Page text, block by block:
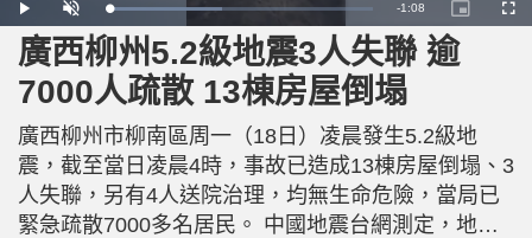
P
l
a
y
U
n
m
u
t
L
o
d
e
d
:
4
3
1
7
%
R
e
m
n
i
-1:08
P
i
-
P
c
u
r
e
F
u
廣西柳州5.2級地震3人失聯 逾
7000人疏散 13棟房屋倒塌
廣西柳州市柳南區周一（18日）凌晨發生5.2級地
震，截至當日凌晨4時，事故已造成13棟房屋倒塌、3
人失聯，另有4人送院治理，均無生命危險，當局已
緊急疏散7000多名居民。 中國地震台網測定，地震